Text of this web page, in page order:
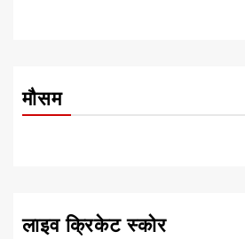
मौसम
लाइव क्रिकेट स्कोर